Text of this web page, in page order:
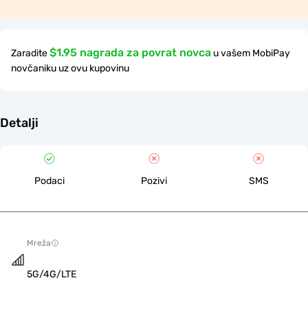
Zaradite$1.95 nagrada za povrat novca u vašem MobiPay
novčaniku uz ovu kupovinu
Detalji
Podaci Pozivi SMS
Mreža
5G/4G/LTE